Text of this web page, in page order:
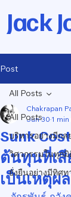
Jack
Post
All Posts
บริหารอย่างมีกล
วิศวกรรมในทุก
ยั่งยืนอย่างมีทิศท
All Posts
Sunk
ต้นทุนที่เสี
เป็นเหตุผ
Chakrapan
Jun 30 1